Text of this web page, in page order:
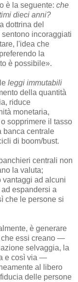
è la seguente: che
dieci anni?
dottrina del
incoraggiati
l'idea che
la
è possibile».
leggi immutabili
della quantità
riduce
monetaria,
sopprimere il tasso
banca centrale
di boom/bust.
centrali non
la valuta;
vantaggi ad alcuni
espandersi a
che le persone si
è generare
che essi creano —
selvaggia, la
e così via —
al libero
delle persone